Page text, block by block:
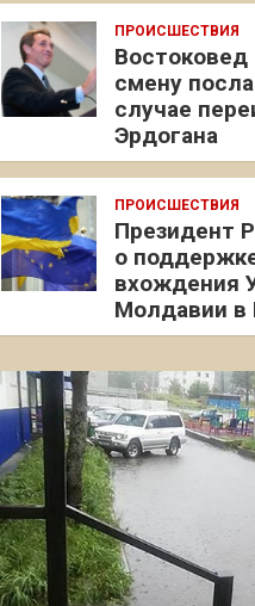
ПРОИСШЕСТВИЯ
смену
случае
Эрдогана
ПРОИСШЕСТВИЯ
Президент
о
вхождения
Молдавии в